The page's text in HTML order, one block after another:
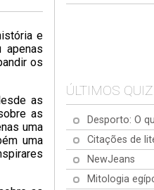
e
apenas
os
as
as
uma
uma
ÚLTIMOS
Desporto: O
Citações de
NewJeans
Mitologia